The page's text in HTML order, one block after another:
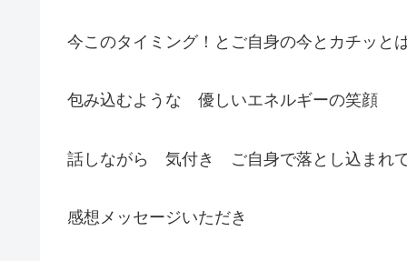
今このタイミング！とご自身の今とカチッと
包み込むような 優しいエネルギーの笑顔
話しながら 気付き ご自身で落とし込まれ
感想メッセージいただき